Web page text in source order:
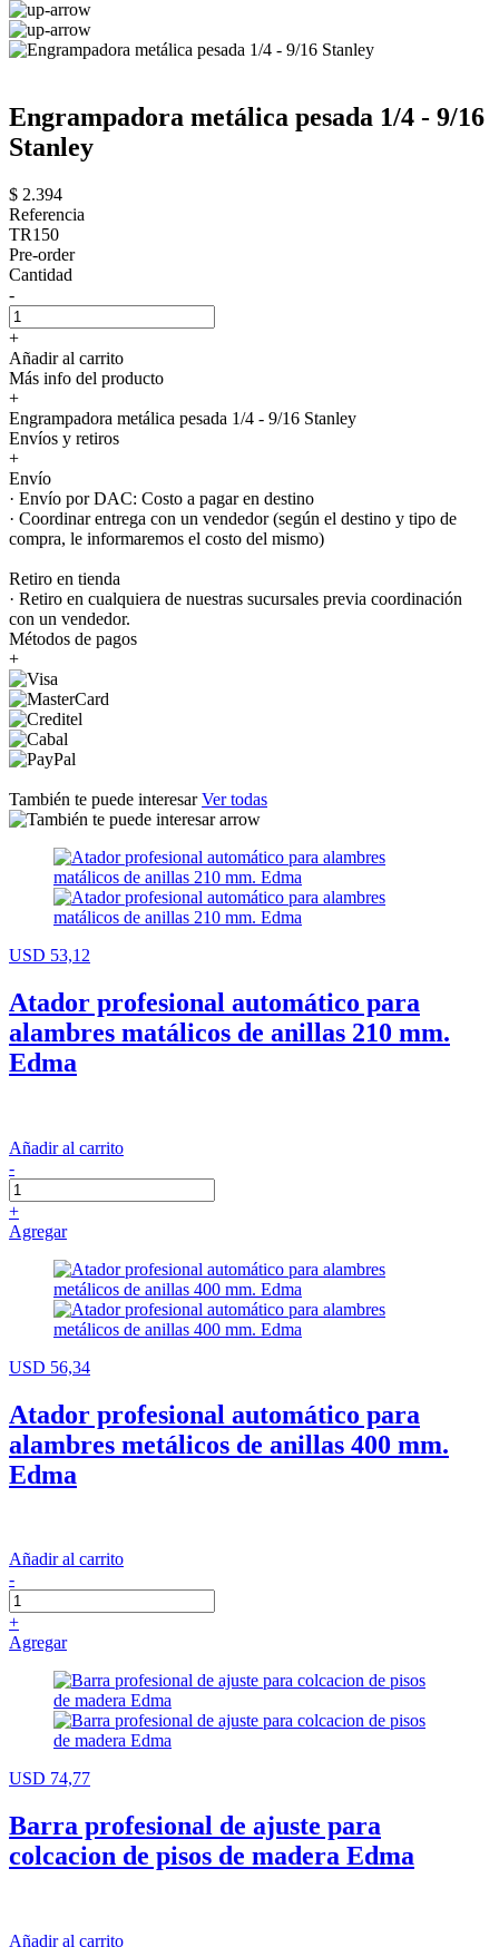
Engrampadora metálica pesada 1/4 - 9/16
Stanley
$ 2.394
Referencia
TR150
Pre-order
Cantidad
-
+
Añadir al carrito
Más info del producto
+
Engrampadora metálica pesada 1/4 - 9/16 Stanley
Envíos y retiros
+
Envío
· Envío por DAC: Costo a pagar en destino
· Coordinar entrega con un vendedor (según el destino y tipo de
compra, le informaremos el costo del mismo)
Retiro en tienda
· Retiro en cualquiera de nuestras sucursales previa coordinación
con un vendedor.
Métodos de pagos
+
También te puede interesarVer todas
USD 53,12
Atador profesional automático para
alambres matálicos de anillas 210 mm.
Edma
Añadir al carrito
-
+
Agregar
USD 56,34
Atador profesional automático para
alambres metálicos de anillas 400 mm.
Edma
Añadir al carrito
-
+
Agregar
USD 74,77
Barra profesional de ajuste para
colcacion de pisos de madera Edma
Añadir al carrito